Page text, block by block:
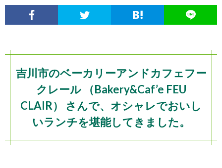
吉川市のベーカリーアンドカフェフー
クレール （Bakery&Caf’e FEU
CLAIR） さんで、オシャレでおいし
いランチを堪能してきました。